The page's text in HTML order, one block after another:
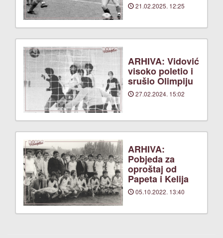
21.02.2025. 12:25
ARHIVA: Vidović
visoko poletio i
srušio Olimpiju
27.02.2024. 15:02
ARHIVA:
Pobjeda za
oproštaj od
Papeta i Kelija
05.10.2022. 13:40